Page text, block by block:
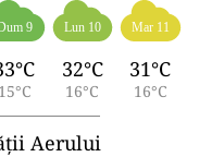
9
15°C
Lun 10
32°C
16°C
Mar 11
31°C
16°C
Aerului